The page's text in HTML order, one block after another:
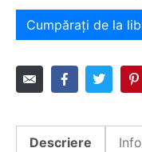
Cumpărați de la
Descriere